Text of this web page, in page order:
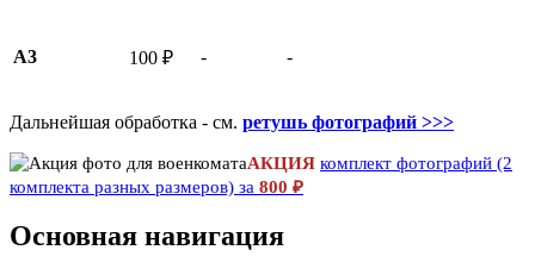
A3 100 ₽ - -
Дальнейшая обработка - см. ретушь фотографий >>>
АКЦИЯ комплект фотографий (2
комплекта разных размеров) за 800 ₽
Основная навигация